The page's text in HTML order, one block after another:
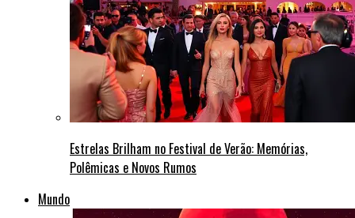
Estrelas Brilham no Festival de Verão: Memórias,
Polêmicas e Novos Rumos
Mundo